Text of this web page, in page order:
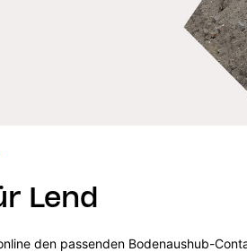
Lend
den passenden Bodenaushub-